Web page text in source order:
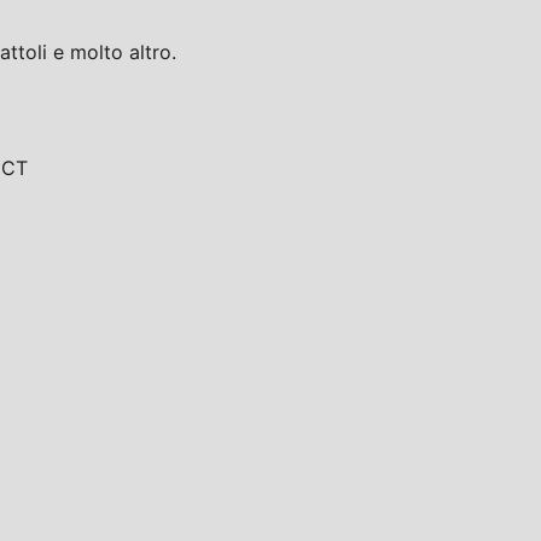
e molto altro.